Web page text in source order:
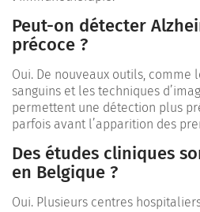
Peut-on détecter
précoce ?
Oui. De nouveaux outils, comme
sanguins et les techniques
permettent une détection plus
parfois avant l’apparition des
Des études cliniques
en Belgique ?
Oui. Plusieurs centres